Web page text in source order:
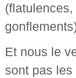
Et nous le
sont pas